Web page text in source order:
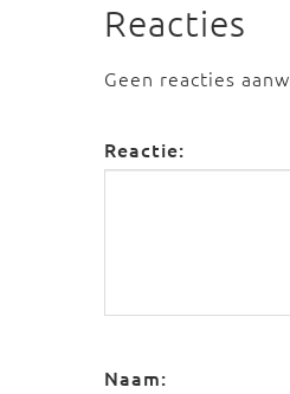
Reacties
Geen reacties
Reactie:
Naam: